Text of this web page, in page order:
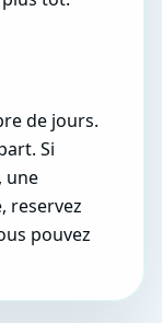
de jours.
Si
une
reservez
pouvez